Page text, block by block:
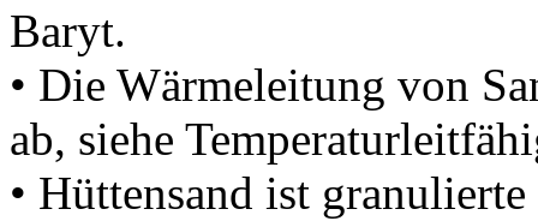
Baryt.
• Die Wärmeleitung von
ab, siehe
• Hüttensand ist